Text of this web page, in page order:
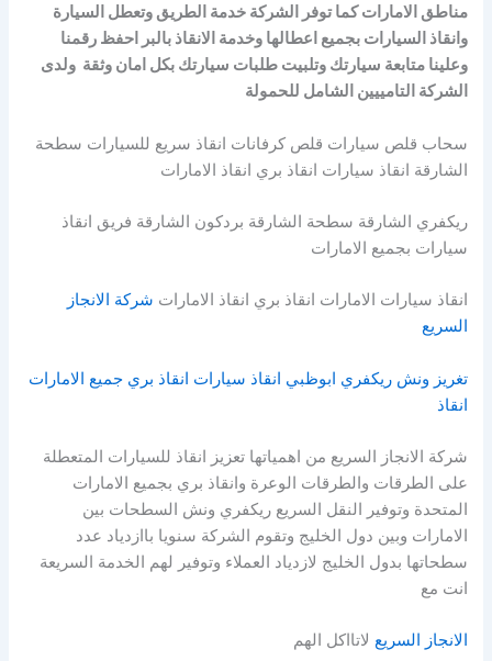
مناطق الامارات كما توفر الشركة خدمة الطريق وتعطل السيارة
وانقاذ السيارات بجميع اعطالها وخدمة الانقاذ بالبر احفظ رقمنا
وعلينا متابعة سيارتك وتلبيت طلبات سيارتك بكل امان وثقة ولدى
الشركة التامييين الشامل للحمولة
سحاب قلص سيارات قلص كرفانات انقاذ سريع للسيارات سطحة
الشارقة انقاذ سيارات انقاذ بري انقاذ الامارات
ريكفري الشارقة سطحة الشارقة بردكون الشارقة فريق انقاذ
سيارات بجميع الامارات
انقاذ سيارات الامارات انقاذ بري انقاذ الامارات شركة الانجاز
السريع
تغريز ونش ريكفري ابوظبي انقاذ سيارات انقاذ بري جميع الامارات
انقاذ
شركة الانجاز السريع من اهمياتها تعزيز انقاذ للسيارات المتعطلة
على الطرقات والطرقات الوعرة وانقاذ بري بجميع الامارات
المتحدة وتوفير النقل السريع ريكفري ونش السطحات بين
الامارات وبين دول الخليج وتقوم الشركة سنويا باازدياد عدد
سطحاتها بدول الخليج لازدياد العملاء وتوفير لهم الخدمة السريعة
انت مع
الانجاز السريع لاتااكل الهم